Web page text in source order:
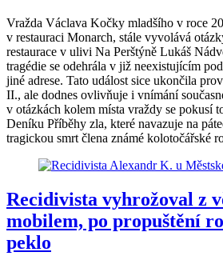
Vražda Václava Kočky mladšího v roce
v restauraci Monarch, stále vyvolává
restaurace v ulivi Na Perštýně Lukáš
tragédie se odehrála v již neexistujícím
jiné adrese. Tato událost sice ukončila
II., ale dodnes ovlivňuje i vnímání
v otázkách kolem místa vraždy se pokusí
Deníku Příběhy zla, které navazuje na
tragickou smrt člena známé kolotočářské
Recidivista vyhrožoval z
mobilem, po propuštění
peklo